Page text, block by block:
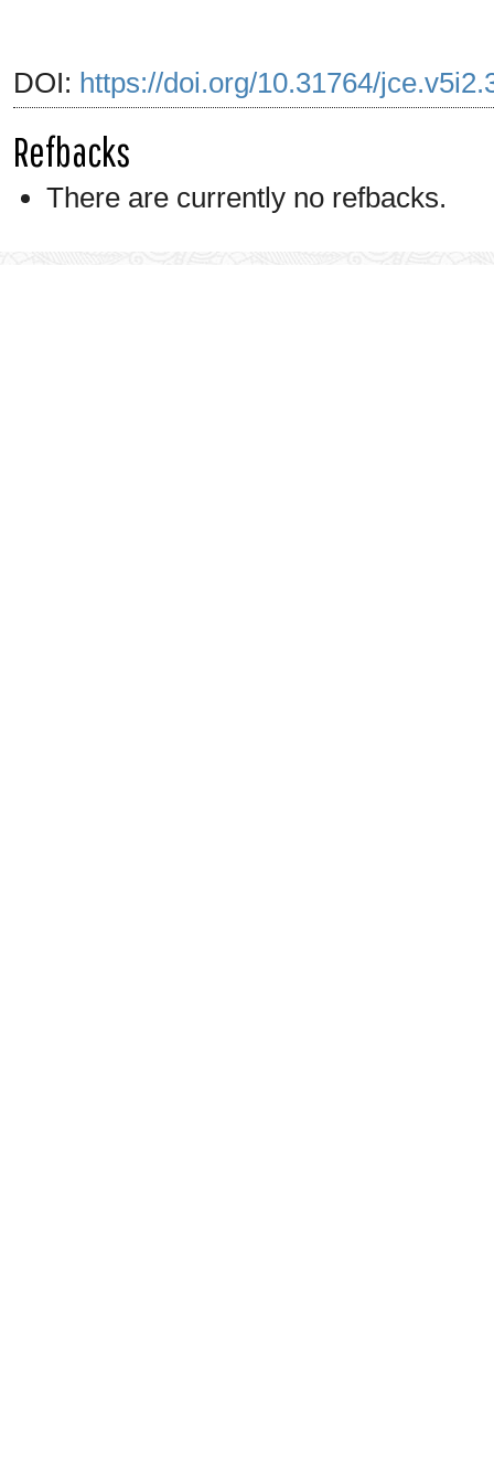
DOI: https://doi.org/10.31764/
Refbacks
There are currently no refbacks.